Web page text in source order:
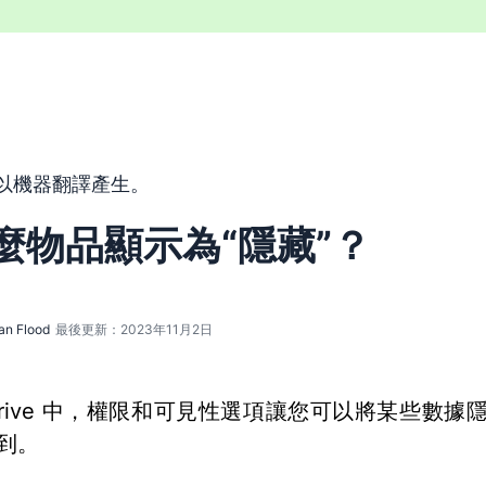
機器翻譯工具由英文翻譯而來，尚未經由真人編輯進行審校
機器翻譯產生。
物品顯示為“隱藏”？
Flood 最後更新：2023年11月2日
中，權限和可見性選項讓您可以將某些數據
。